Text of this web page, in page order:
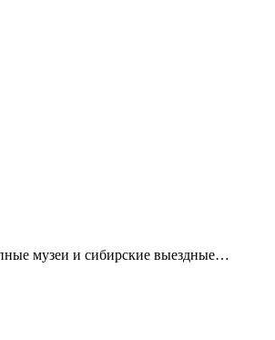
музеи и сибирские выездные…